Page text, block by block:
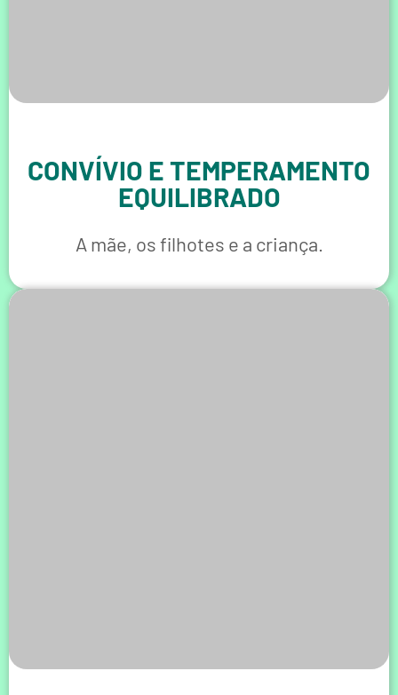
CONVÍVIO E TEMPERAMENTO
EQUILIBRADO
A mãe, os filhotes e a criança.